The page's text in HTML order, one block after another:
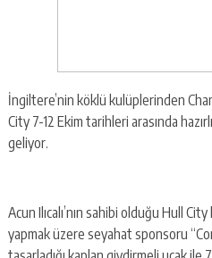
İngiltere’nin köklü kulüplerinden
City 7-12 Ekim tarihleri arasında
geliyor.
Acun Ilıcalı’nın sahibi olduğu Hull
yapmak üzere seyahat sponsoru